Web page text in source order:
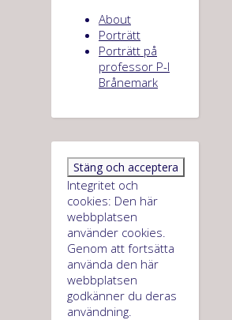
About
Porträtt
Porträtt på
professor P-I
Brånemark
Integritet och
cookies: Den här
webbplatsen
använder cookies.
Genom att fortsätta
använda den här
webbplatsen
godkänner du deras
användning.